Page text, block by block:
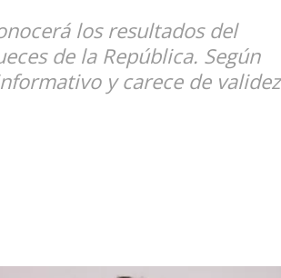
los resultados del
de la República. Según
y carece de validez